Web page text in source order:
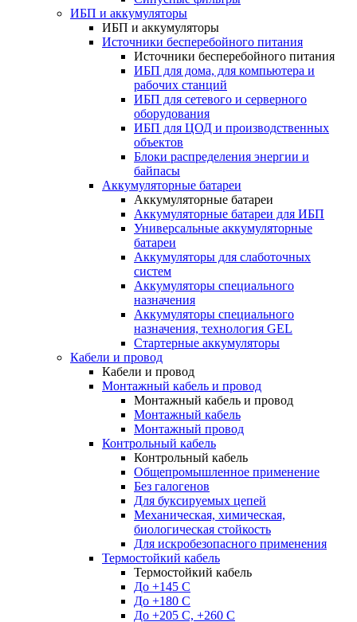
ИБП и аккумуляторы
ИБП и аккумуляторы
Источники бесперебойного питания
Источники бесперебойного питания
ИБП для дома, для компьютера и
рабочих станций
ИБП для сетевого и серверного
оборудования
ИБП для ЦОД и производственных
объектов
Блоки распределения энергии и
байпасы
Аккумуляторные батареи
Аккумуляторные батареи
Аккумуляторные батареи для ИБП
Универсальные аккумуляторные
батареи
Аккумуляторы для слаботочных
систем
Аккумуляторы специального
назначения
Аккумуляторы специального
назначения, технология GEL
Стартерные аккумуляторы
Кабели и провод
Кабели и провод
Монтажный кабель и провод
Монтажный кабель и провод
Монтажный кабель
Монтажный провод
Контрольный кабель
Контрольный кабель
Общепромышленное применение
Без галогенов
Для буксируемых цепей
Механическая, химическая,
биологическая стойкость
Для искробезопасного применения
Термостойкий кабель
Термостойкий кабель
До +145 С
До +180 C
До +205 С, +260 С